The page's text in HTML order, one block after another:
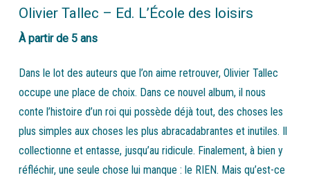
Olivier Tallec – Ed. L’École des loisirs
À partir de 5 ans
Dans le lot des auteurs que l’on aime retrouver, Olivier Tallec
occupe une place de choix. Dans ce nouvel album, il nous
conte l’histoire d’un roi qui possède déjà tout, des choses les
plus simples aux choses les plus abracadabrantes et inutiles. Il
collectionne et entasse, jusqu’au ridicule. Finalement, à bien y
réfléchir, une seule chose lui manque : le RIEN. Mais qu’est-ce